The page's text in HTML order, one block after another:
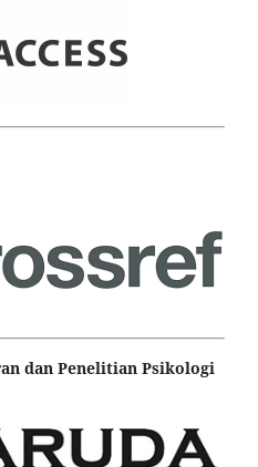
dan Penelitian Psikologi